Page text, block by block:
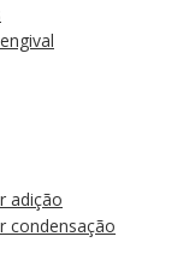
adição
condensação